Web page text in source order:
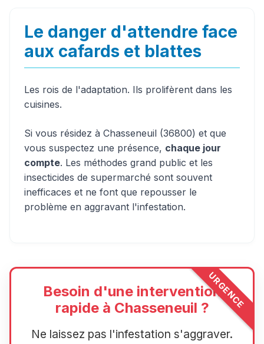
Le danger d'attendre face
aux cafards et blattes
Les rois de l'adaptation. Ils prolifèrent dans les
cuisines.
Si vous résidez à Chasseneuil (36800) et que
vous suspectez une présence, chaque jour
compte. Les méthodes grand public et les
insecticides de supermarché sont souvent
inefficaces et ne font que repousser le
problème en aggravant l'infestation.
URGENCE
Besoin d'une intervention
rapide à Chasseneuil ?
Ne laissez pas l'infestation s'aggraver.